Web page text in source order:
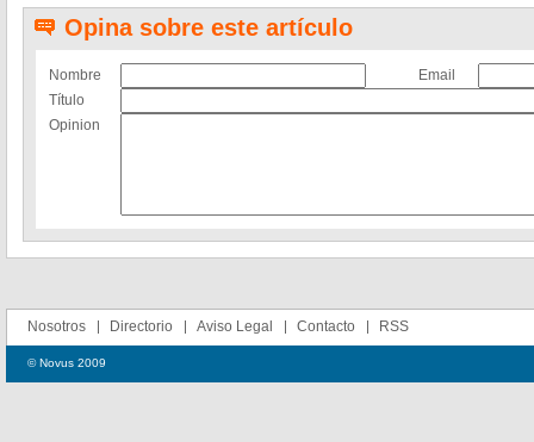
Opina sobre este artículo
Nombre
Email
Título
Opinion
Nosotros Directorio Aviso Legal Contacto RSS
© Novus 2009